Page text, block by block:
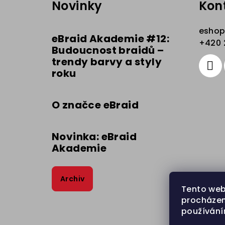
Tento
Novinky
eBraid Akademie #12:
Budoucnost braidů –
trendy barvy a styly
roku
O značce eBraid
Novinka: eBraid
Akademie
Archiv
eshop
+420